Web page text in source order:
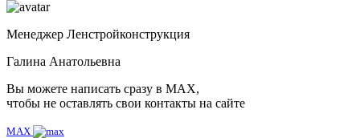
Менеджер Ленстройконструкция
Галина Анатольевна
Вы можете написать сразу в MAX,
чтобы не оставлять свои контакты на сайте
MAX